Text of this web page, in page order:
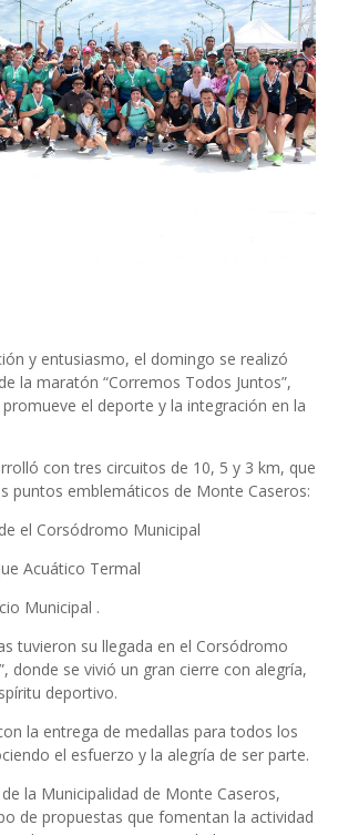
y entusiasmo, el domingo se realizó
la maratón “Corremos Todos Juntos”,
el deporte y la integración en la
con tres circuitos de 10, 5 y 3 km, que
puntos emblemáticos de Monte Caseros:
el Corsódromo Municipal
Acuático Termal
Municipal .
tuvieron su llegada en el Corsódromo
donde se vivió un gran cierre con alegría,
deportivo.
la entrega de medallas para todos los
el esfuerzo y la alegría de ser parte.
la Municipalidad de Monte Caseros,
de propuestas que fomentan la actividad